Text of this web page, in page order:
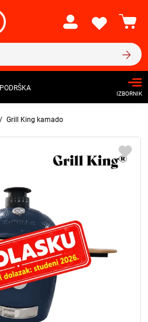
PODRŠKA
IZBORNIK
Grill King kamado